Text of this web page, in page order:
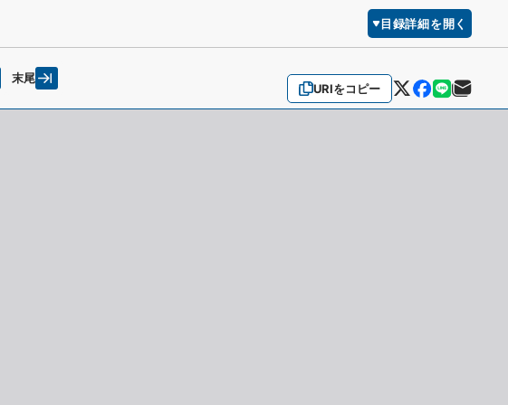
目録詳細を開く
URIをコピー
末尾